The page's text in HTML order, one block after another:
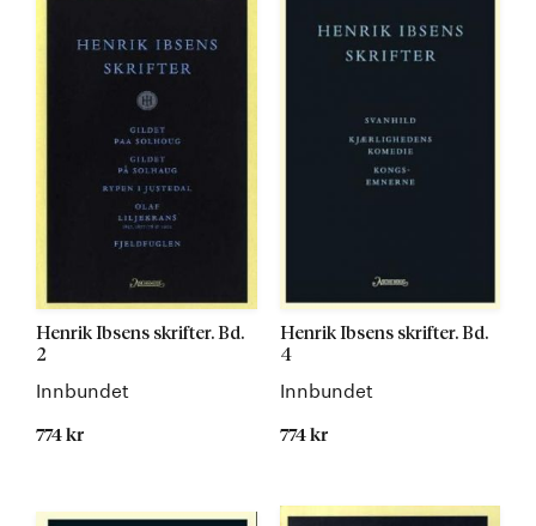
Henrik Ibsens skrifter. Bd.
2
Innbundet
774 kr
Henrik Ibsens skrifter. Bd.
4
Innbundet
774 kr